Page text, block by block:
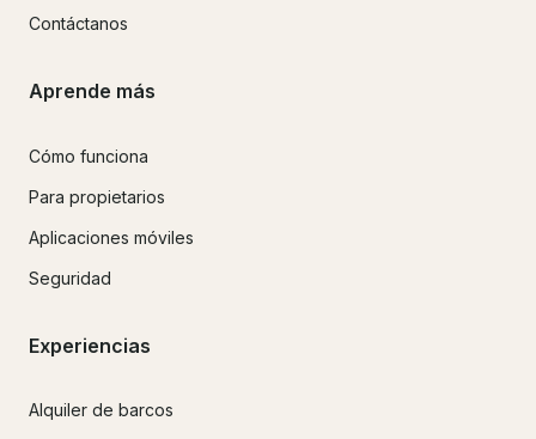
Contáctanos
Aprende más
Cómo funciona
Para propietarios
Aplicaciones móviles
Seguridad
Experiencias
Alquiler de barcos